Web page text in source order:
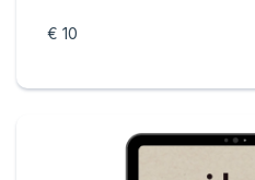
€ 10